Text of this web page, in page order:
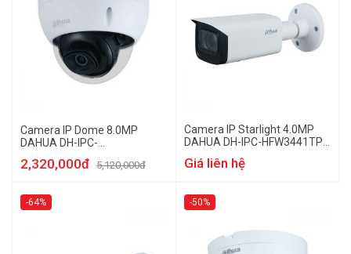
Camera IP Dome 8.0MP
DAHUA DH-IPC-
2,320,000đ 5,120,000đ
Camera IP Starlight 4.0MP
DAHUA DH-IPC-HFW3441TP-
Giá liên hệ
-64% -50%